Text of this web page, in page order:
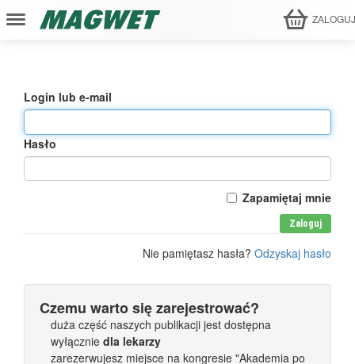
Login lub e-mail
Hasło
Zapamiętaj mnie
Zaloguj
Nie pamiętasz hasła? Odzyskaj hasło
Czemu warto się zarejestrować?
duża część naszych publikacji jest dostępna
wyłącznie dla lekarzy
zarezerwujesz miejsce na kongresie "Akademia po